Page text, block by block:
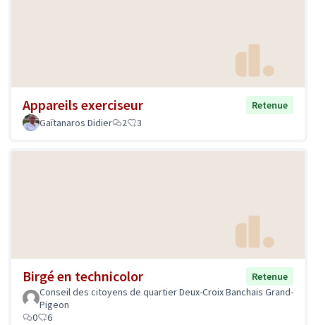
Appareils exerciseur
Retenue
Gaïtanaros Didier
2 3
Birgé en technicolor
Retenue
Conseil des citoyens de quartier Deux-Croix Banchais Grand-
Pigeon
0
6